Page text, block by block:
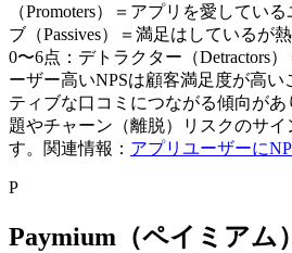
（Promoters）＝アプリを愛してい
ブ（Passives）＝満足はしているが
0〜6点：デトラクター（Detractors
ーザー高いNPSは顧客満足度が高
ティブな口コミにつながる傾向があ
題やチャーン（離脱）リスクのサイ
す。 関連情報： アプリユーザーに
P
Paymium（ペイミアム）